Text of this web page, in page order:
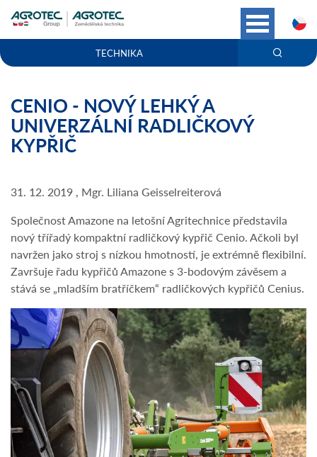
TECHNIKA
CENIO - NOVÝ LEHKÝ A
UNIVERZÁLNÍ RADLIČKOVÝ
KYPŘIČ
31. 12. 2019 , Mgr. Liliana Geisselreiterová
Společnost Amazone na letošní Agritechnice představila
nový třířadý kompaktní radličkový kypřič Cenio. Ačkoli byl
navržen jako stroj s nízkou hmotností, je extrémně flexibilní.
Završuje řadu kypřičů Amazone s 3-bodovým závěsem a
stává se „mladším bratříčkem“ radličkových kypřičů Cenius.